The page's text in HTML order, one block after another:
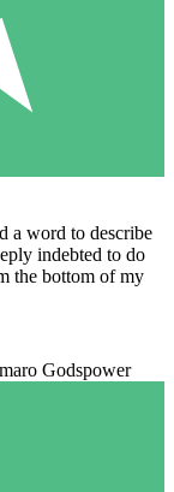
a word to describe
indebted to do
the bottom of my
Godspower